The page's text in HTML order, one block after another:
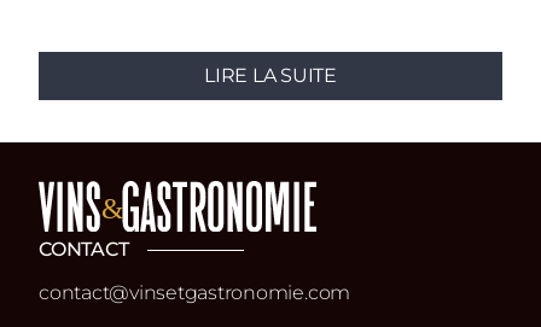
LIRE LA SUITE
CONTACT
contact@vinsetgastronomie.com